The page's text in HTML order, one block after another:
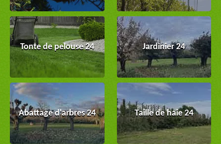
Tonte de pelouse 24 Jardinier 24
Abattage d'arbres 24 Taille de haie 24